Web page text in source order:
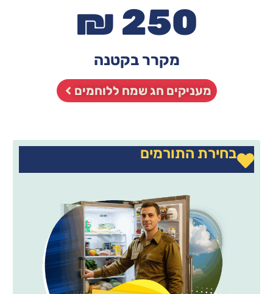
250 ₪
מקרר בקטנה
מעניקים חג שמח ללוחמים
בחירת התורמים